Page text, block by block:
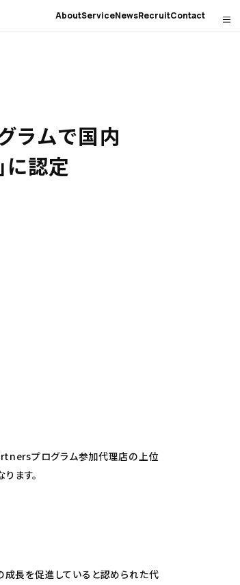
AboutServiceNewsRecruitContact
ラムで国内
認定
プログラム参加代理店の上位
ます。
成長を促進していると認められた代